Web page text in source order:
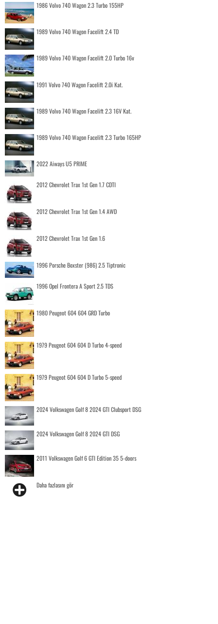
1986 Volvo 740 Wagon 2.3 Turbo 155HP
1989 Volvo 740 Wagon Facelift 2.4 TD
1989 Volvo 740 Wagon Facelift 2.0 Turbo 16v
1991 Volvo 740 Wagon Facelift 2.0i Kat.
1989 Volvo 740 Wagon Facelift 2.3 16V Kat.
1989 Volvo 740 Wagon Facelift 2.3 Turbo 165HP
2022 Aiways U5 PRIME
2012 Chevrolet Trax 1st Gen 1.7 CDTI
2012 Chevrolet Trax 1st Gen 1.4 AWD
2012 Chevrolet Trax 1st Gen 1.6
1996 Porsche Boxster (986) 2.5 Tiptronic
1996 Opel Frontera A Sport 2.5 TDS
1980 Peugeot 604 604 GRD Turbo
1979 Peugeot 604 604 D Turbo 4-speed
1979 Peugeot 604 604 D Turbo 5-speed
2024 Volkswagen Golf 8 2024 GTI Clubsport DSG
2024 Volkswagen Golf 8 2024 GTI DSG
2011 Volkswagen Golf 6 GTI Edition 35 5-doors
Daha fazlasını gör